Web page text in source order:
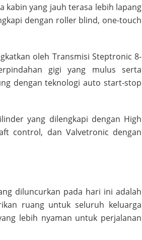
kabin yang jauh terasa lebih lapang
dengan roller blind, one-touch
oleh Transmisi Steptronic 8-
gigi yang mulus serta
dengan teknologi auto start-stop
yang dilengkapi dengan High
control, dan Valvetronic dengan
diluncurkan pada hari ini adalah
ruang untuk seluruh keluarga
lebih nyaman untuk perjalanan